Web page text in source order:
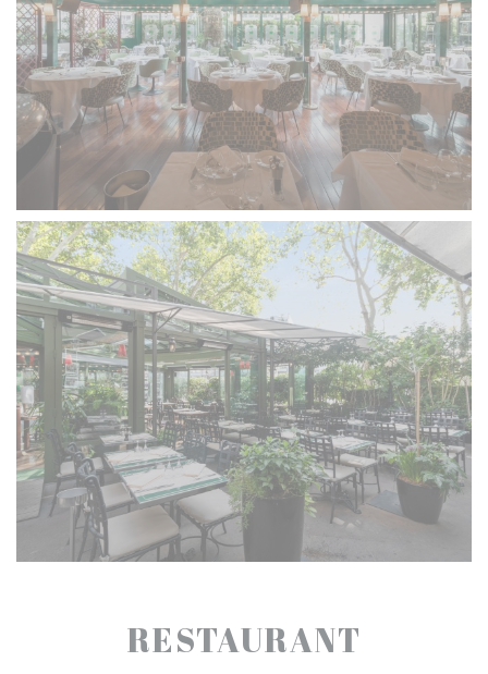
RESTAURANT